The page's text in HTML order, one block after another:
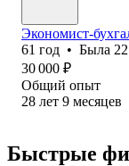
Экономист-
61 год • Была
30 000 ₽
Общий опыт
28 лет 9 месяцев
Быстрые